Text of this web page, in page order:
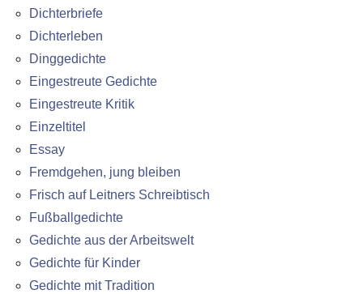
Dichterbriefe
Dichterleben
Dinggedichte
Eingestreute Gedichte
Eingestreute Kritik
Einzeltitel
Essay
Fremdgehen, jung bleiben
Frisch auf Leitners Schreibtisch
Fußballgedichte
Gedichte aus der Arbeitswelt
Gedichte für Kinder
Gedichte mit Tradition